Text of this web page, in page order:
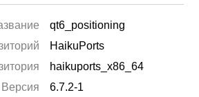
qt6_positioning
HaikuPorts
haikuports_x86_64
Версия
6.7.2-1